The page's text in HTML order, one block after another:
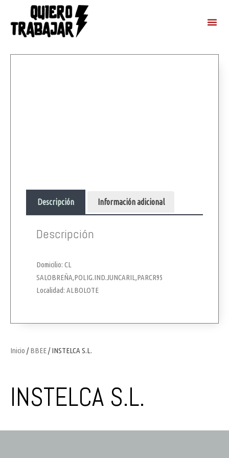
Inicio /BBEE/ INSTELCA S.L.
INSTELCA S.L.
Descripción Información adicional
Descripción
Domicilio: CL
SALOBREÑA,POLIG.IND.JUNCARIL,PARCR95
Localidad: ALBOLOTE